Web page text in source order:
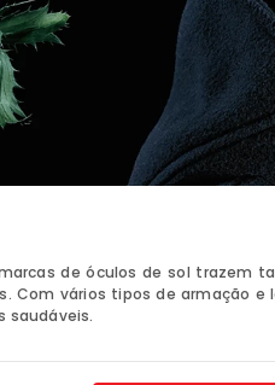
de óculos de sol trazem
Com vários tipos de armação
saudáveis.